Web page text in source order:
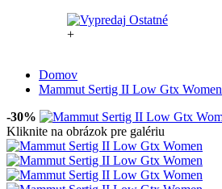
+
Domov
Mammut Sertig II Low Gtx Women
-30%
Kliknite na obrázok pre galériu